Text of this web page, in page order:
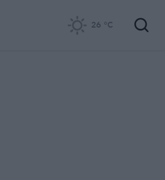
26 °C